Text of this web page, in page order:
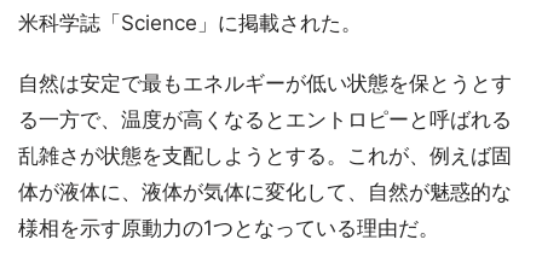
米科学誌「Science」に掲載された。
自然は安定で最もエネルギーが低い状態を保とうとす
る一方で、温度が高くなるとエントロピーと呼ばれる
乱雑さが状態を支配しようとする。これが、例えば固
体が液体に、液体が気体に変化して、自然が魅惑的な
様相を示す原動力の1つとなっている理由だ。